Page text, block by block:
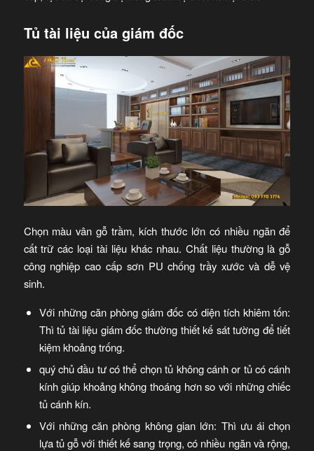
Tủ tài liệu của giám đốc
Chọn màu vân gỗ trầm, kích thước lớn có nhiều ngăn để
cất trữ các loại tài liệu khác nhau. Chất liệu thường là gỗ
công nghiệp cao cấp sơn PU chống trầy xước và dễ vệ
sinh.
Với những căn phòng giám đốc có diện tích khiêm tốn:
Thì tủ tài liệu giám đốc thường thiết kế sát tường để tiết
kiệm khoảng trống.
quý chủ đầu tư có thể chọn tủ không cánh or tủ có cánh
kính giúp khoảng không thoáng hơn so với những chiếc
tủ cánh kín.
Với những căn phòng không gian lớn: Thì ưu ái chọn
lựa tủ gỗ với thiết kế sang trọng, có nhiều ngăn và rộng,